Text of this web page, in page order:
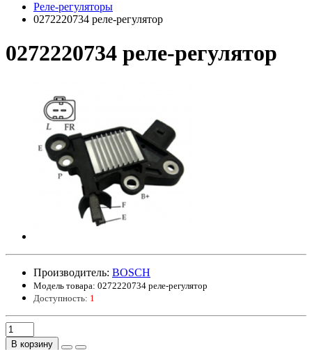
Реле-регуляторы
0272220734 реле-регулятор
0272220734 реле-регулятор
Производитель: BOSCH
Модель товара: 0272220734 реле-регулятор
Доступность: 1
В корзину